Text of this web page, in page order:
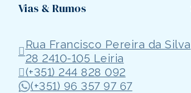
Vias & Rumos
Rua Francisco Pereira da Silva
28 2410-105 Leiria
(+351) 244 828 092
(+351) 96 357 97 67